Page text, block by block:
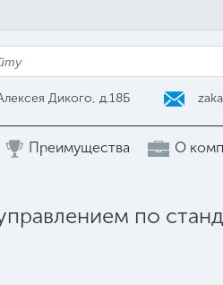
Дикого, д.18Б
Преимущества О
по